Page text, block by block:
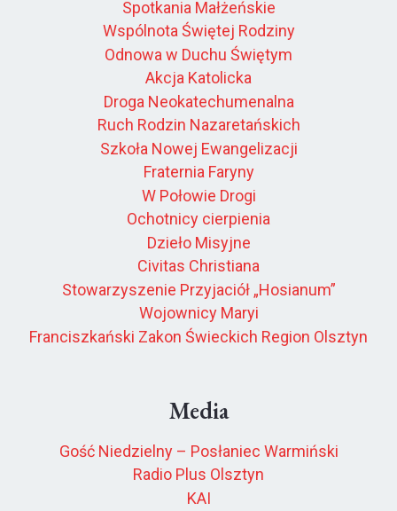
Spotkania Małżeńskie
Wspólnota Świętej Rodziny
Odnowa w Duchu Świętym
Akcja Katolicka
Droga Neokatechumenalna
Ruch Rodzin Nazaretańskich
Szkoła Nowej Ewangelizacji
Fraternia Faryny
W Połowie Drogi
Ochotnicy cierpienia
Dzieło Misyjne
Civitas Christiana
Stowarzyszenie Przyjaciół „Hosianum”
Wojownicy Maryi
Franciszkański Zakon Świeckich Region Olsztyn
Media
Gość Niedzielny – Posłaniec Warmiński
Radio Plus Olsztyn
KAI